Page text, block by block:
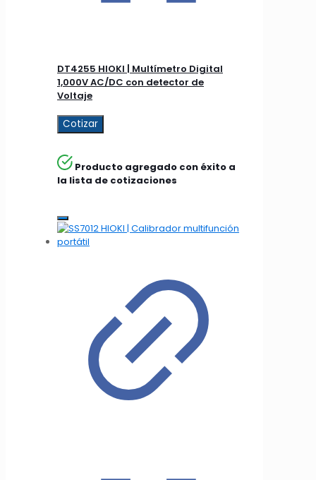
DT4255 HIOKI | Multímetro Digital
1,000V AC/DC con detector de
Voltaje
Cotizar
Producto agregado con éxito a
la lista de cotizaciones